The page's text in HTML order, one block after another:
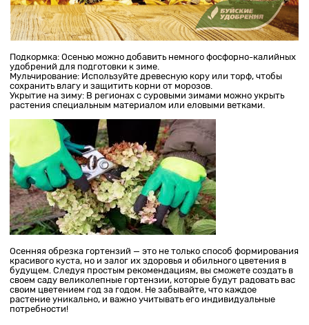
Подкормка: Осенью можно добавить немного фосфорно-калийных
удобрений для подготовки к зиме.
Мульчирование: Используйте древесную кору или торф, чтобы
сохранить влагу и защитить корни от морозов.
Укрытие на зиму: В регионах с суровыми зимами можно укрыть
растения специальным материалом или еловыми ветками.
Осенняя обрезка гортензий — это не только способ формирования
красивого куста, но и залог их здоровья и обильного цветения в
будущем. Следуя простым рекомендациям, вы сможете создать в
своем саду великолепные гортензии, которые будут радовать вас
своим цветением год за годом. Не забывайте, что каждое
растение уникально, и важно учитывать его индивидуальные
потребности!